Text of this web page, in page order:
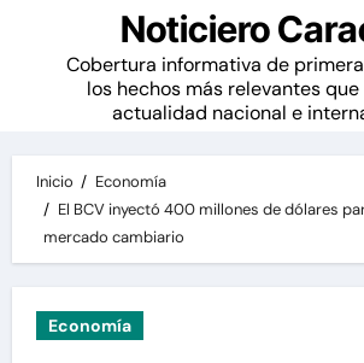
Noticiero
Cobertura informativa de
los hechos más relevantes
actualidad nacional e
Inicio
Economía
El BCV inyectó 400 millones de dólares
mercado cambiario
Economía